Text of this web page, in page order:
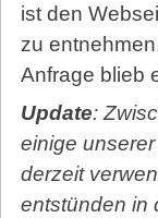
ist den
zu
Anfrage blieb
Update:
einige
derzeit
entstünden in